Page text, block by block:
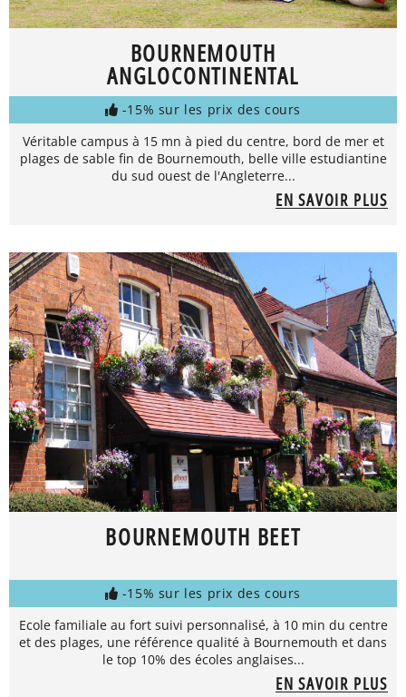
BOURNEMOUTH
ANGLOCONTINENTAL
-15% sur les prix des cours
Véritable campus à 15 mn à pied du centre, bord de mer et
plages de sable fin de Bournemouth, belle ville estudiantine
du sud ouest de l'Angleterre...
EN SAVOIR PLUS
BOURNEMOUTH BEET
-15% sur les prix des cours
Ecole familiale au fort suivi personnalisé, à 10 min du centre
et des plages, une référence qualité à Bournemouth et dans
le top 10% des écoles anglaises...
EN SAVOIR PLUS